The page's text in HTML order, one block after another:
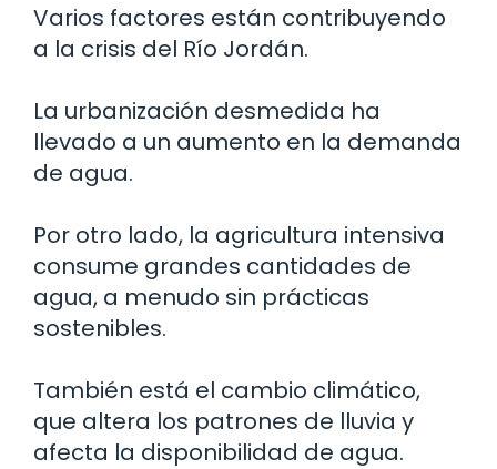
Varios factores están contribuyendo
a la crisis del Río Jordán.
La urbanización desmedida ha
llevado a un aumento en la demanda
de agua.
Por otro lado, la agricultura intensiva
consume grandes cantidades de
agua, a menudo sin prácticas
sostenibles.
También está el cambio climático,
que altera los patrones de lluvia y
afecta la disponibilidad de agua.